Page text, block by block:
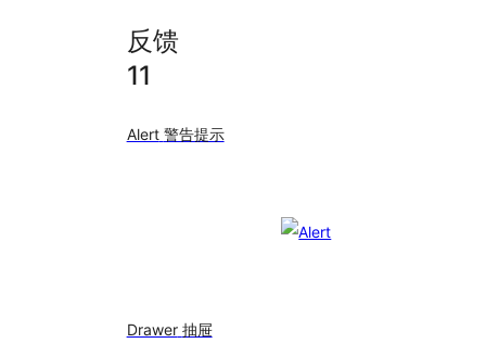
反馈
11
Alert 警告提示
Drawer 抽屉